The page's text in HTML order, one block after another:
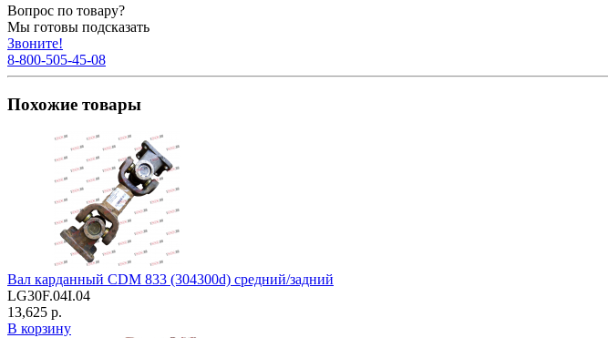
Вопрос по товару?
Мы готовы подсказать
Звоните!
8-800-505-45-08
Похожие товары
Вал карданный CDM 833 (304300d) средний/задний
LG30F.04I.04
13,625 р.
В корзину